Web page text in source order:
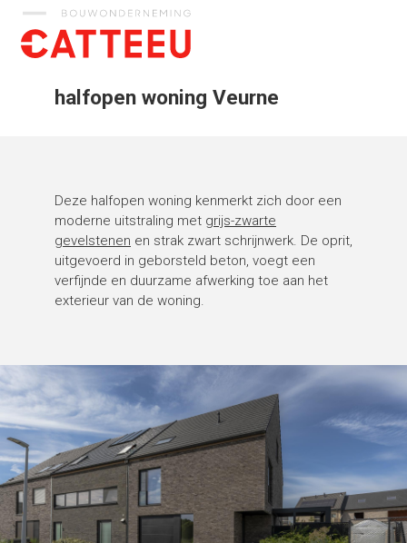
halfopen woning Veurne
Deze halfopen woning kenmerkt zich door een
moderne uitstraling met grijs-zwarte
gevelstenen en strak zwart schrijnwerk. De oprit,
uitgevoerd in geborsteld beton, voegt een
verfijnde en duurzame afwerking toe aan het
exterieur van de woning.